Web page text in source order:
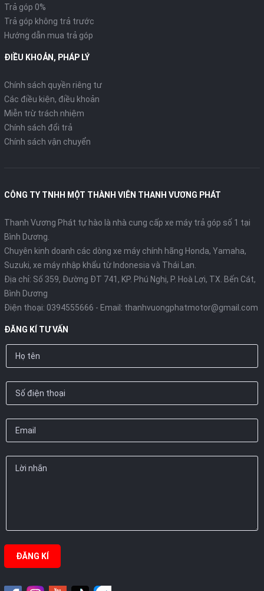
Trả góp 0%
Trả góp không trả trước
Hướng dẫn mua trả góp
ĐIỀU KHOẢN, PHÁP LÝ
Chính sách quyền riêng tư
Các điều kiện, điều khoản
Miễn trừ trách nhiệm
Chính sách đổi trả
Chính sách vận chuyển
CÔNG TY TNHH MỘT THÀNH VIÊN THANH VƯƠNG PHÁT
Thanh Vương Phát tự hào là nhà cung cấp xe máy trả góp số 1 tại
Bình Dương.
Chuyên kinh doanh các dòng xe máy chính hãng Honda, Yamaha,
Suzuki, xe máy nhập khẩu từ Indonesia và Thái Lan.
Địa chỉ: Số 359, Đường ĐT 741, KP. Phú Nghị, P. Hoà Lợi, TX. Bến Cát,
Bình Dương
Điện thoại: 0394555666 - Email: thanhvuongphatmotor@gmail.com
ĐĂNG KÍ TƯ VẤN
ĐĂNG KÍ